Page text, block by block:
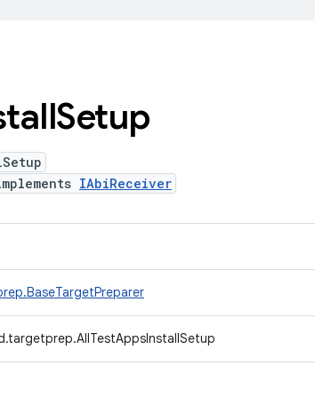
Setup
IAbiReceiver